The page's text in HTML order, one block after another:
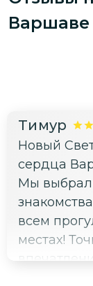
Варшаве
Тимур
Новый
сердца
Мы
всем
местах!